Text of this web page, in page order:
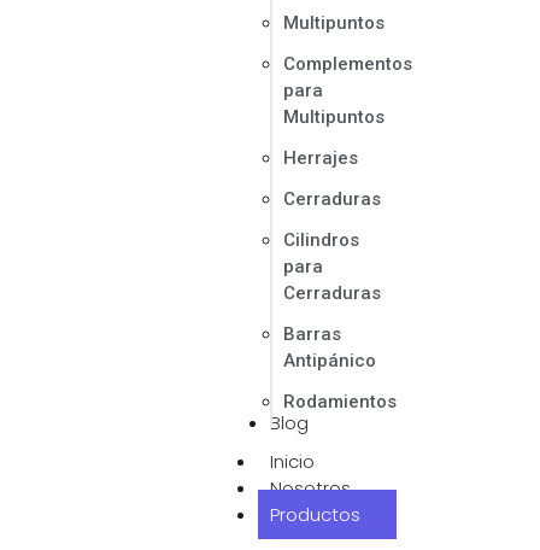
Multipuntos
Complementos
para
Multipuntos
Herrajes
Cerraduras
Cilindros
para
Cerraduras
Barras
Antipánico
Rodamientos
Blog
Inicio
Nosotros
Productos